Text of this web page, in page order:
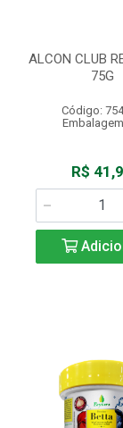
ALCON CLUB
75G
Código:
R$